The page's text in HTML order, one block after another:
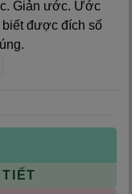
Giản ước. Ước
được đích số